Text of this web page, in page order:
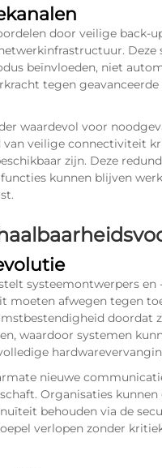
door veilige back-
beïnvloeden, niet
tegen
waardevol voor
veilige connectiviteit
zijn. Deze
kunnen blijven
systeemontwerpers en
afwegen tegen
doordat
waardoor systemen
nieuwe
Organisaties
behouden via de
verlopen zonder